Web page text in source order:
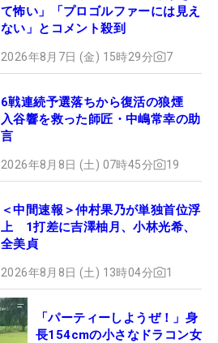
て怖い」「プロゴルファーには見え
ない」とコメント殺到
2026年8月7日 (金) 15時29分 7
6戦連続予選落ちから復活の狼煙
入谷響を救った師匠・中嶋常幸の助
言
2026年8月8日 (土) 07時45分 19
＜中間速報＞仲村果乃が単独首位浮
上 1打差に吉澤柚月、小林光希、
全美貞
2026年8月8日 (土) 13時04分 1
「パーティーしようぜ！」身
長154cmの小さなドラコン女